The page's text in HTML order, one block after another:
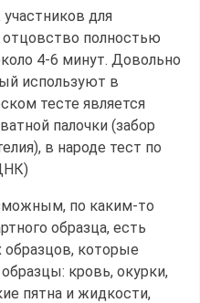
для
полностью
4-6 минут. Довольно
используют в
тесте является
палочки (забор
в народе тест по
по каким-то
образца, есть
образцов, которые
кровь, окурки,
пятна и жидкости,